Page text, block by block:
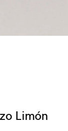
Limón